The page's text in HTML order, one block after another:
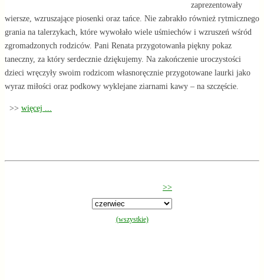
zaprezentowały
wiersze, wzruszające piosenki oraz tańce. Nie zabrakło również rytmicznego
grania na talerzykach, które wywołało wiele uśmiechów i wzruszeń wśród
zgromadzonych rodziców. Pani Renata przygotowanła piękny pokaz
taneczny, za który serdecznie dziękujemy. Na zakończenie uroczystości
dzieci wręczyły swoim rodzicom własnoręcznie przygotowane laurki jako
wyraz miłości oraz podkowy wyklejane ziarnami kawy – na szczęście.
>> więcej ...
kolejna
>>
obecnie wybrany miesiąc
(wszystkie)